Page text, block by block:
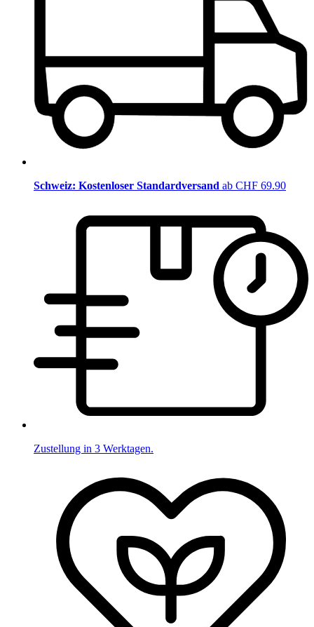
Schweiz: Kostenloser Standardversand ab CHF 69.90
Zustellung in 3 Werktagen.